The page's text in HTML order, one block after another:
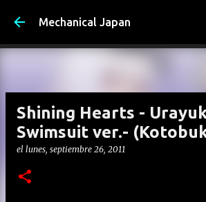
Ir al contenido
Mechanical Japan
Shining Hearts -
Swimsuit ver.-
el lunes, septiembre 26, 2011